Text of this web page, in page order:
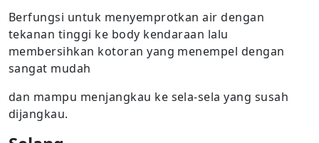
Berfungsi untuk menyemprotkan air dengan
tekanan tinggi ke body kendaraan lalu
membersihkan kotoran yang menempel dengan
sangat mudah
dan mampu menjangkau ke sela-sela yang susah
dijangkau.